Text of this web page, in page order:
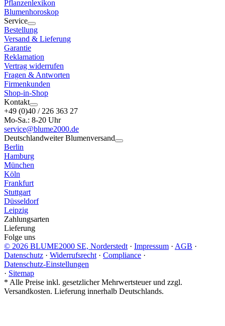
Pflanzenlexikon
Blumenhoroskop
Service
Bestellung
Versand & Lieferung
Garantie
Reklamation
Vertrag widerrufen
Fragen & Antworten
Firmenkunden
Shop-in-Shop
Kontakt
+49 (0)40 / 226 363 27
Mo-Sa.: 8-20 Uhr
service@blume2000.de
Deutschlandweiter Blumenversand
Berlin
Hamburg
München
Köln
Frankfurt
Stuttgart
Düsseldorf
Leipzig
Zahlungsarten
Lieferung
Folge uns
© 2026 BLUME2000 SE, Norderstedt · Impressum · AGB ·
Datenschutz · Widerrufsrecht · Compliance ·
Datenschutz-Einstellungen
· Sitemap
* Alle Preise inkl. gesetzlicher Mehrwertsteuer und zzgl.
Versandkosten. Lieferung innerhalb Deutschlands.